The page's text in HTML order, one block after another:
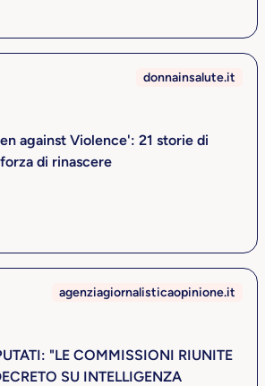
donnainsalute.it
against Violence': 21 storie di
di rinascere
agenziagiornalisticaopinione.it
"LE COMMISSIONI RIUNITE
SU INTELLIGENZA